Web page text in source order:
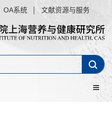
OA系统 文献资源与服务